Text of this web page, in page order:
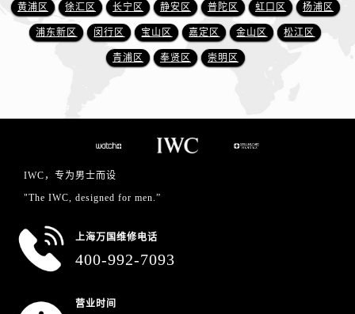
黄浦区 徐汇区 长宁区 静安区 普陀区 虹口区 杨浦区
浦东新区 闵行区 宝山区 嘉定区 金山区 松江区
青浦区 奉贤区 崇明区
IWC，专为男士而设
"The IWC, designed for men.”
上海万国维修电话
400-992-7093
营业时间